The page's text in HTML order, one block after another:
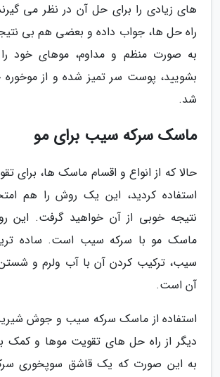
های زیادی را برای حل آن در نظر می
راه حل ها، جواب داده و بعضی هم بی
به صورت منظم و مداوم، موهای خود
بشویید، پوست سر تمیز شده و از موخوره
شد.
ماسک سرکه سیب برای مو
حالا که از انواع و اقسام ماسک ها، برای
استفاده کردید، این یک روش را هم
نتیجه خوبی از آن خواهید گرفت. این
ماسک مو با سرکه سیب است. ساده
سیب، ترکیب کردن آن با آب ولرم و
آن است.
استفاده از ماسک سرکه سیب و جوش
دیگر از راه حل های تقویت موها و کمک
به این صورت که یک قاشق سوپخوری